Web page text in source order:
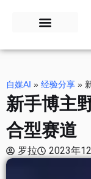
自媒AI » 经验分享 »
新手博主
合型赛道
罗拉 2023年